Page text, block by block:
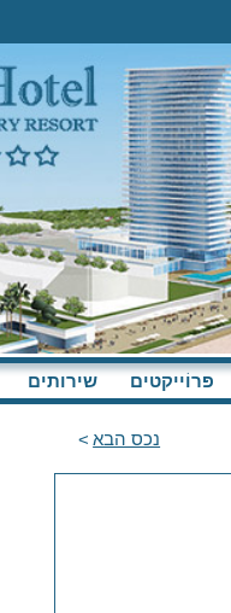
פּרוֹייקטים שירותים
נכס הבא